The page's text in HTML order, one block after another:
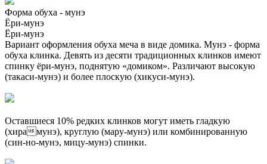
Форма обуха - мунэ
Ёри-мунэ
Ёри-мунэ
Вариант оформления обуха меча в виде домика. Мунэ - форма
обуха клинка. Девять из десяти традиционных клинков имеют
спинку ёри-мунэ, поднятую «домиком». Различают высокую
(такаси-мунэ) и более плоскую (хикуси-мунэ).
Оставшиеся 10% редких клинков могут иметь гладкую
(хирамунэ), круглую (мару-мунэ) или комбинированную
(син-но-мунэ, мицу-мунэ) спинки.